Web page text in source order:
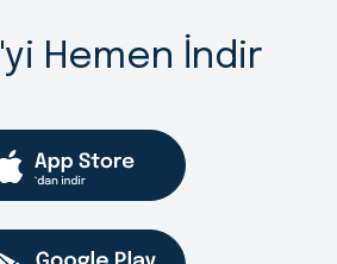
'yi Hemen İndir